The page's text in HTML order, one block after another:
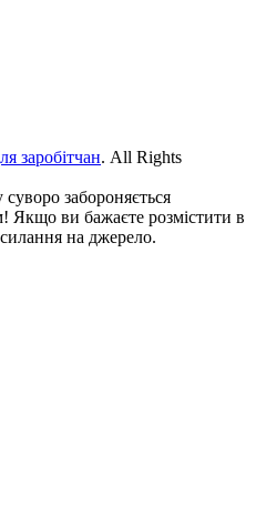
заробітчан. All Rights
забороняється
Якщо ви бажаєте розмістити в
на джерело.